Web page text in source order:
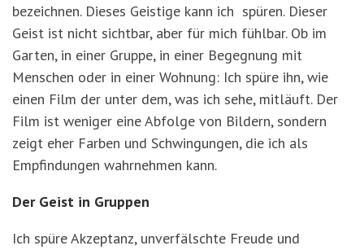
bezeichnen. Dieses Geistige kann ich spüren. Dieser
Geist ist nicht sichtbar, aber für mich fühlbar. Ob im
Garten, in einer Gruppe, in einer Begegnung mit
Menschen oder in einer Wohnung: Ich spüre ihn, wie
einen Film der unter dem, was ich sehe, mitläuft. Der
Film ist weniger eine Abfolge von Bildern, sondern
zeigt eher Farben und Schwingungen, die ich als
Empfindungen wahrnehmen kann.
Der Geist in Gruppen
Ich spüre Akzeptanz, unverfälschte Freude und